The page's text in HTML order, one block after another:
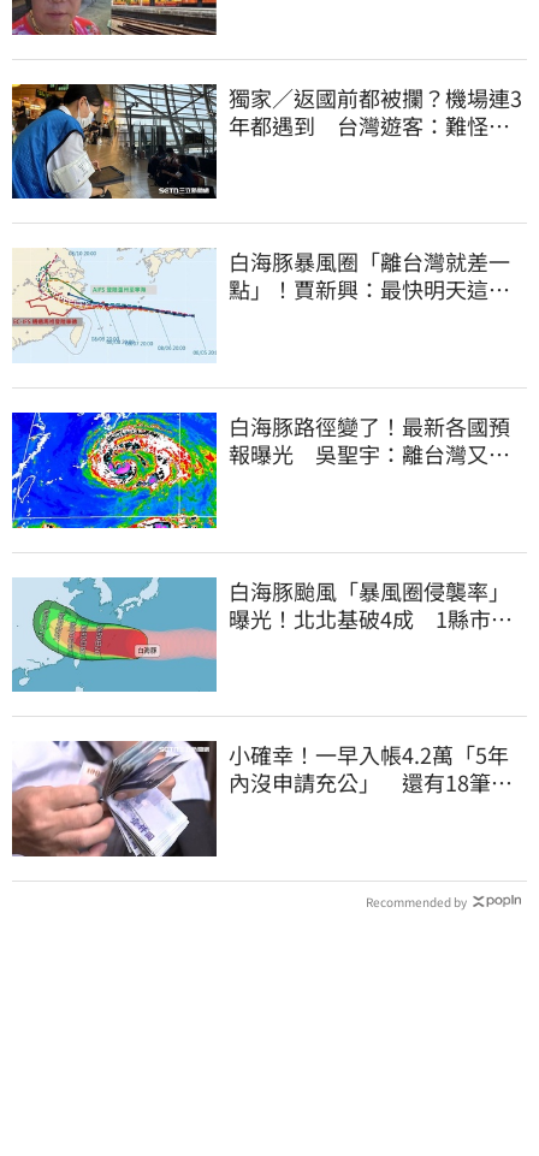
獨家／返國前都被攔？機場連3
年都遇到 台灣遊客：難怪日
白海豚暴風圈「離台灣就差一
點」！賈新興：最快明天這時
白海豚路徑變了！最新各國預
報曝光 吳聖宇：離台灣又更
白海豚颱風「暴風圈侵襲率」
曝光！北北基破4成 1縣市高
小確幸！一早入帳4.2萬「5年
內沒申請充公」 還有18筆錢
Recommended by